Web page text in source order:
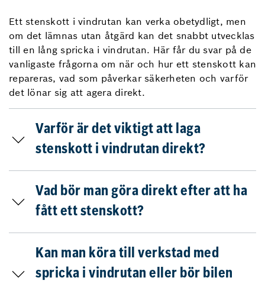
Ett stenskott i vindrutan kan verka obetydligt, men
om det lämnas utan åtgärd kan det snabbt utvecklas
till en lång spricka i vindrutan. Här får du svar på de
vanligaste frågorna om när och hur ett stenskott kan
repareras, vad som påverkar säkerheten och varför
det lönar sig att agera direkt.
Varför är det viktigt att laga
stenskott i vindrutan direkt?
Vad bör man göra direkt efter att ha
fått ett stenskott?
Kan man köra till verkstad med
spricka i vindrutan eller bör bilen